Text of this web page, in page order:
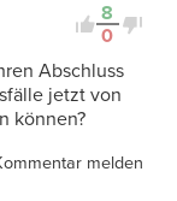
8
0
Abschluss
jetzt von
können?
melden